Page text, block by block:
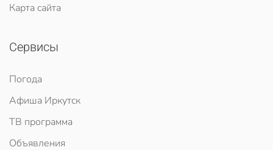
Карта сайта
Сервисы
Погода
Афиша Иркутск
ТВ программа
Объявления